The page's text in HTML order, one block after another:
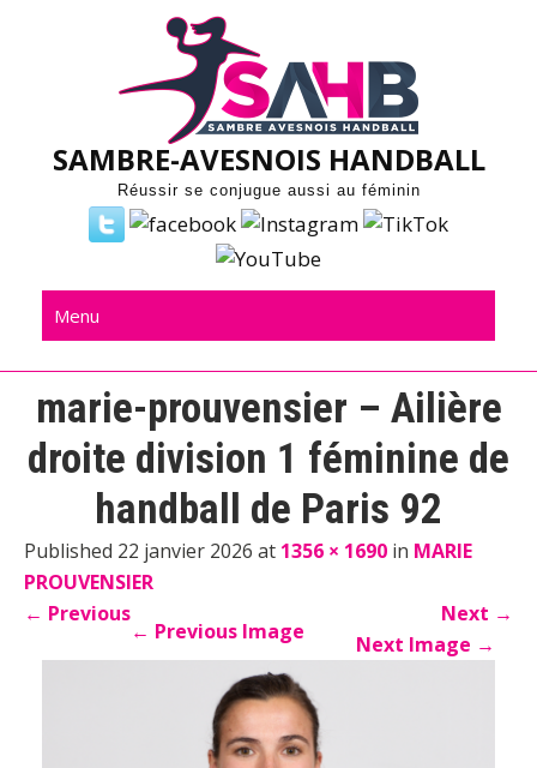
SAMBRE-AVESNOIS HANDBALL
Réussir se conjugue aussi au féminin
Menu
marie-prouvensier – Ailière
droite division 1 féminine de
handball de Paris 92
Published 22 janvier 2026 at 1356 × 1690 in MARIE
PROUVENSIER
← Previous Next →
← Previous Image Next Image →